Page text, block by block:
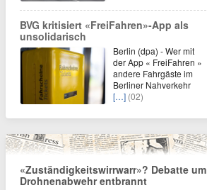
BVG kritisiert «FreiFahren»-App als
unsolidarisch
Berlin (dpa) - Wer mit
der App « FreiFahren »
andere Fahrgäste im
Berliner Nahverkehr
[…] (02)
«Zuständigkeitswirrwarr»? Debatte um
Drohnenabwehr entbrannt